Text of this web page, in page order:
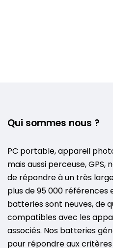
Qui sommes nous ?
PC portable, appareil
mais aussi perceuse, GPS,
de répondre à un très
plus de 95 000 références
batteries sont neuves, de
compatibles avec les
associés. Nos batteries
pour répondre aux